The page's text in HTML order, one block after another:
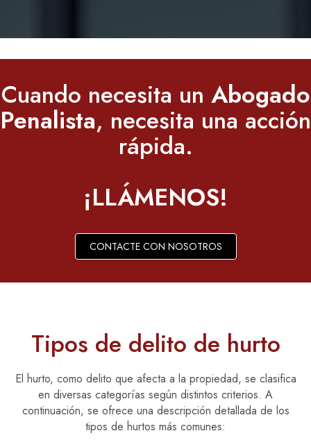
Cuando necesita un Abogado
Penalista, necesita una acción
rápida.
¡LLÁMENOS!
CONTACTE CON NOSOTROS
Tipos de delito de hurto
El hurto, como delito que afecta a la propiedad, se clasifica
en diversas categorías según distintos criterios. A
continuación, se ofrece una descripción detallada de los
tipos de hurtos más comunes: